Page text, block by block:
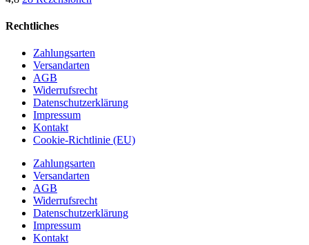
Rechtliches
Zahlungsarten
Versandarten
AGB
Widerrufsrecht
Datenschutzerklärung
Impressum
Kontakt
Cookie-Richtlinie (EU)
Zahlungsarten
Versandarten
AGB
Widerrufsrecht
Datenschutzerklärung
Impressum
Kontakt